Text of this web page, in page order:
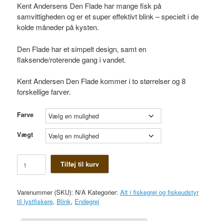
Kent Andersens Den Flade har mange fisk på
samvittigheden og er et super effektivt blink – specielt i de
kolde måneder på kysten.
Den Flade har et simpelt design, samt en
flaksende/roterende gang i vandet.
Kent Andersen Den Flade kommer i to størrelser og 8
forskellige farver.
Farve
Vægt
Den
Flade
antal
Tilføj til kurv
Varenummer (SKU): N/A Kategorier: Alt i fiskegrej og fiskeudstyr
til lystfiskere, Blink, Endegrej